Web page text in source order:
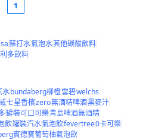
1
蘇打水氣泡水其他碳酸飲料
多飲料
水bundaberg柳橙雪碧welchs
七星香檳zero無酒精啤酒黑麥汁
罐裝可口可樂青島啤酒無酒精
飲罐裝汽水氣泡飲fevertree0卡可樂
賓德寶葡萄柚氣泡飲